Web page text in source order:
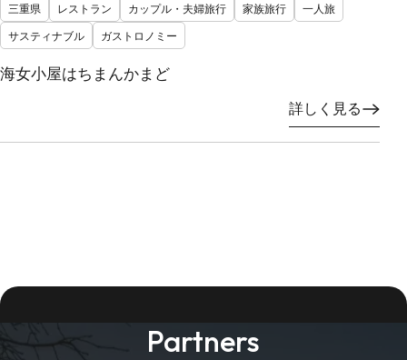
三重県 レストラン カップル・夫婦旅行 家族旅行
一人旅
サスティナブル
ガストロノミー
海女小屋はちまんかまど
詳しく見る
Partners